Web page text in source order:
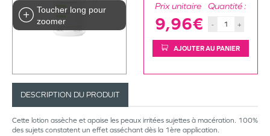
Toucher long pour
zoomer
Prix unitaire
9,96€
Quantité :
- +
AJOUTER AU PANIER
DESCRIPTION DU PRODUIT
Cette lotion assèche et apaise les peaux irritées sujettes à macération. 100%
des sujets constatent un effet asséchant dès la 1ère application.